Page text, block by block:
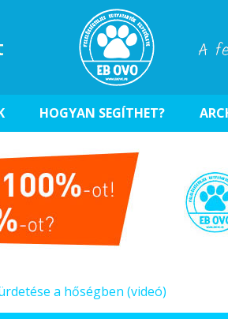
A
HOGYAN SEGÍTHET?
a hőségben (videó)